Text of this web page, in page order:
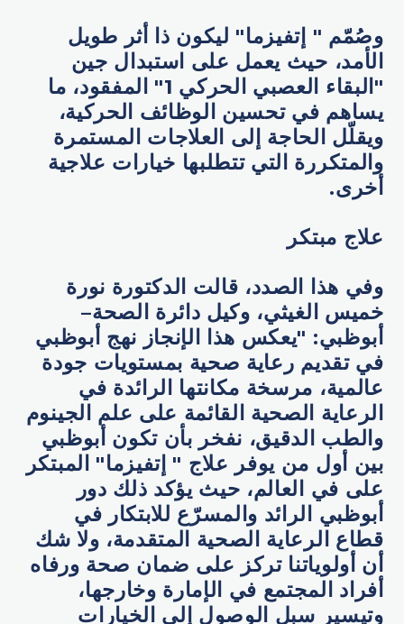
وصُمّم " إتفيزما" ليكون ذا أثر طويل
الأمد، حيث يعمل على استبدال جين
"البقاء العصبي الحركي 1" المفقود، ما
يساهم في تحسين الوظائف الحركية،
ويقلّل الحاجة إلى العلاجات المستمرة
والمتكررة التي تتطلبها خيارات علاجية
أخرى.
علاج مبتكر
وفي هذا الصدد، قالت الدكتورة نورة
خميس الغيثي، وكيل دائرة الصحة–
أبوظبي: "يعكس هذا الإنجاز نهج أبوظبي
في تقديم رعاية صحية بمستويات جودة
عالمية، مرسخة مكانتها الرائدة في
الرعاية الصحية القائمة على علم الجينوم
والطب الدقيق، نفخر بأن تكون أبوظبي
بين أول من يوفر علاج " إتفيزما" المبتكر
على في العالم، حيث يؤكد ذلك دور
أبوظبي الرائد والمسرّع للابتكار في
قطاع الرعاية الصحية المتقدمة، ولا شك
أن أولوياتنا تركز على ضمان صحة ورفاه
أفراد المجتمع في الإمارة وخارجها،
وتيسير سبل الوصول إلى الخيارات